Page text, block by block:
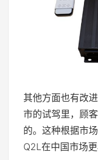
其他方面也有改
市的试驾里，顾
的。这种根据市
Q2L在中国市场更